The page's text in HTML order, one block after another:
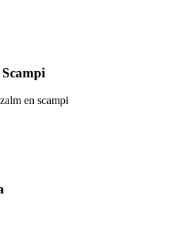
en scampi